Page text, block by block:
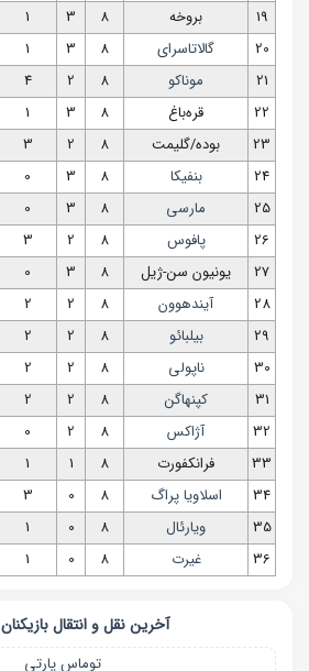
19
بروخه 8
3
1
20
گالاتاسرای 8
3
1
21
موناکو 8
2
4
22
قره‌باغ 8
3
1
23
بوده/گلیمت 8
2
3
24
بنفیکا 8
3
0
25
مارسی 8
3
0
26
پافوس 8
2
3
27
یونیون سن-ژیل 8
3
0
28
آیندهوون 8
2
2
29
بیلبائو 8
2
2
30
ناپولی 8
2
2
31
کپنهاگن 8
2
2
32
آژاکس 8
2
0
33
فرانکفورت 8
1
1
34
اسلاویا پراگ 8
0
3
35
ویارئال 8
0
1
36
غیرت 8
0
1
آخرین نقل‌ و ‌انتقال بازیکنان
توماس پارتی